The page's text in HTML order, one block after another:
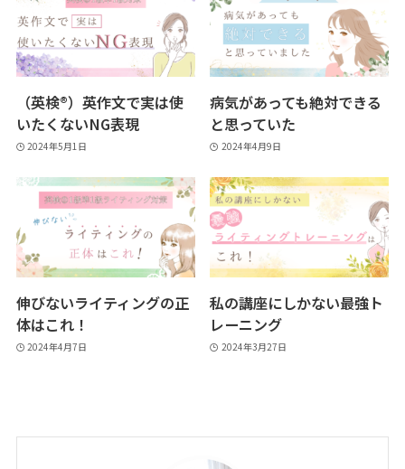
（英検®）英作文で実は使
いたくないNG表現
2024年5月1日
病気があっても絶対できる
と思っていた
2024年4月9日
伸びないライティングの正
体はこれ！
2024年4月7日
私の講座にしかない最強ト
レーニング
2024年3月27日